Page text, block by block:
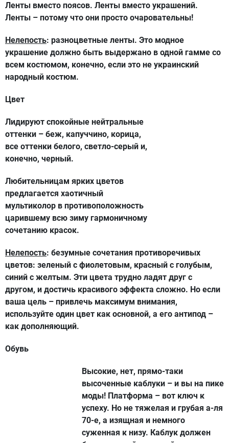
Ленты вместо поясов. Ленты вместо украшений.
Ленты – потому что они просто очаровательны!
Нелепость: разноцветные ленты. Это модное
украшение должно быть выдержано в одной гамме со
всем костюмом, конечно, если это не украинский
народный костюм.
Цвет
Лидируют спокойные нейтральные
оттенки – беж, капуччино, корица,
все оттенки белого, светло-серый и,
конечно, черный.
Любительницам ярких цветов
предлагается хаотичный
мультиколор в противоположность
царившему всю зиму гармоничному
сочетанию красок.
Нелепость: безумные сочетания противоречивых
цветов: зеленый с фиолетовым, красный с голубым,
синий с желтым. Эти цвета трудно ладят друг с
другом, и достичь красивого эффекта сложно. Но если
ваша цель – привлечь максимум внимания,
используйте один цвет как основной, а его антипод –
как дополняющий.
Обувь
Высокие, нет, прямо-таки
высоченные каблуки – и вы на пике
моды! Платформа – вот ключ к
успеху. Но не тяжелая и грубая а-ля
70-е, а изящная и немного
суженная к низу. Каблук должен